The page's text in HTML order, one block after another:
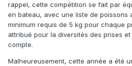
rappel, cette compétition se fait par
en bateau, avec une liste de poissons
minimum requis de 5 kg pour chaque
attribué pour la diversités des prises
compte.
Malheureusement, cette année a été